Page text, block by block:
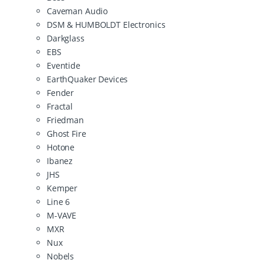
Caveman Audio
DSM & HUMBOLDT Electronics
Darkglass
EBS
Eventide
EarthQuaker Devices
Fender
Fractal
Friedman
Ghost Fire
Hotone
Ibanez
JHS
Kemper
Line 6
M-VAVE
MXR
Nux
Nobels